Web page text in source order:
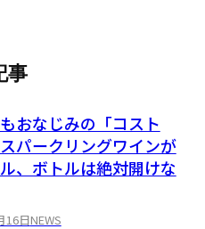
事
おなじみの「コスト
パークリングワインが
、ボトルは絶対開けな
16日NEWS